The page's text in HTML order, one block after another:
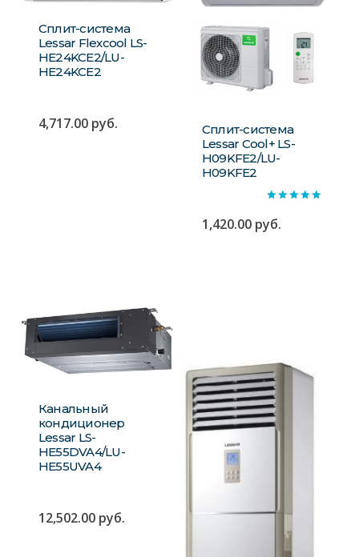
Сплит-система
Lessar Flexcool LS-
HE24KCE2/LU-
HE24KCE2
4,717.00 руб.
Сплит-система
Lessar Сool+ LS-
H09KFE2/LU-
H09KFE2
5.00
из 5
1,420.00 руб.
Канальный
кондиционер
Lessar LS-
HE55DVA4/LU-
HE55UVA4
12,502.00 руб.